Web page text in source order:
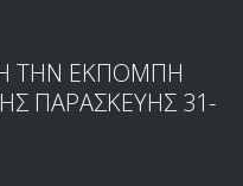
ΤΗΝ ΕΚΠΟΜΠΗ
ΠΑΡΑΣΚΕΥΗΣ 31-